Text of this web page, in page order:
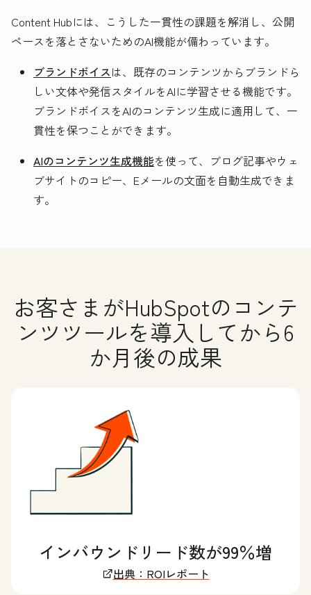
Content Hubには、こうした一貫性の課題を解消し、公開
ペースを落とさないためのAI機能が備わっています。
ブランドボイスは、既存のコンテンツからブランドら
しい文体や発信スタイルをAIに学習させる機能です。
ブランドボイスをAIのコンテンツ生成に適用して、一
貫性を保つことができます。
AIのコンテンツ生成機能を使って、ブログ記事やウェ
ブサイトのコピー、Eメールの文面を自動生成できま
す。
お客さまがHubSpotのコンテ
ンツツールを導入してから6
か月後の成果
インバウンドリード数が99％増
出典：ROIレポート